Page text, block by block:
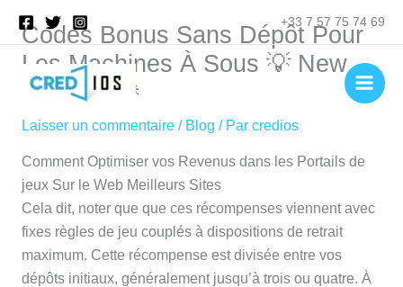
contenu
+33 7 57 75 74 69
Codes Bonus Sans Dépôt Pour
Les Machines À Sous 💡 New
Zealand 🎉
Laisser un commentaire / Blog / Par credios
Comment Optimiser vos Revenus dans les Portails de
jeux Sur le Web Meilleurs Sites
Cela dit, noter que que ces récompenses viennent avec
fixes règles de jeu couplés à dispositions de retrait
maximum. Cette récompense est divisée entre vos
dépôts initiaux, généralement jusqu’à trois ou quatre. À